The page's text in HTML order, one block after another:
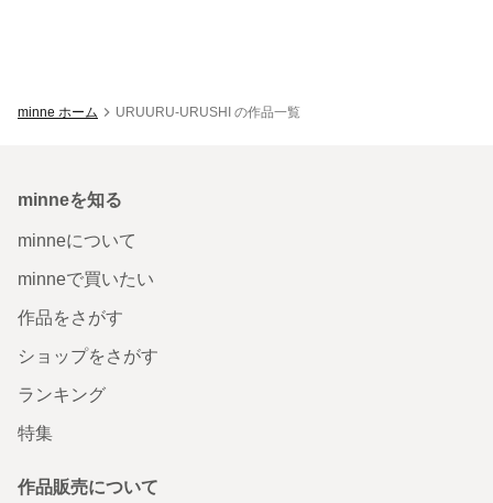
minne ホーム URUURU-URUSHI の作品一覧
minneを知る
minneについて
minneで買いたい
作品をさがす
ショップをさがす
ランキング
特集
作品販売について